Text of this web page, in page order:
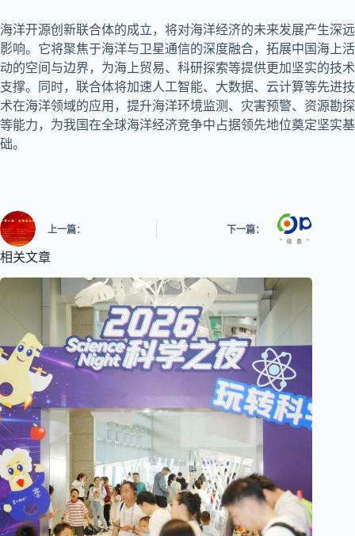
海洋开源创新联合体的成立，将对海洋经济的未来发展产生深远
影响。它将聚焦于海洋与卫星通信的深度融合，拓展中国海上活
动的空间与边界，为海上贸易、科研探索等提供更加坚实的技术
支撑。同时，联合体将加速人工智能、大数据、云计算等先进技
术在海洋领域的应用，提升海洋环境监测、灾害预警、资源勘探
等能力，为我国在全球海洋经济竞争中占据领先地位奠定坚实基
础。
上一篇： 下一篇：
相关文章